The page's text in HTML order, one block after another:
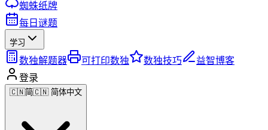
蜘蛛纸牌
每日谜题
学习
数独解题器 可打印数独 数独技巧
益智博客
登录
🇨🇳简🇨🇳 简体中文